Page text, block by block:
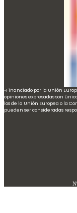
«Financiado por la Unión
opiniones expresadas son
los de la Unión Europea o la
pueden ser consideradas